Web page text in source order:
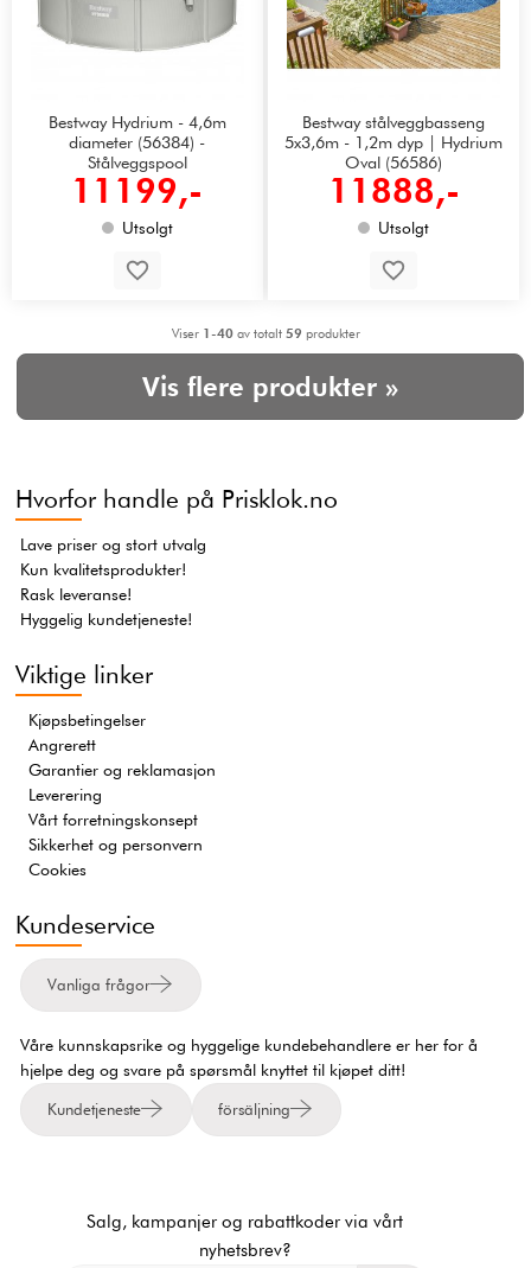
Bestway Hydrium - 4,6m
diameter (56384) -
Stålveggspool
11199,-
Utsolgt
Bestway stålveggbasseng
5x3,6m - 1,2m dyp | Hydrium
Oval (56586)
11888,-
Utsolgt
Viser 1-40av totalt 59 produkter
Vis flere produkter »
Hvorfor handle på Prisklok.no
Lave priser og stort utvalg
Kun kvalitetsprodukter!
Rask leveranse!
Hyggelig kundetjeneste!
Viktige linker
Kjøpsbetingelser
Angrerett
Garantier og reklamasjon
Leverering
Vårt forretningskonsept
Sikkerhet og personvern
Cookies
Kundeservice
Vanliga frågor
Våre kunnskapsrike og hyggelige kundebehandlere er her for å
hjelpe deg og svare på spørsmål knyttet til kjøpet ditt!
Kundetjeneste försäljning
Salg, kampanjer og rabattkoder via vårt
nyhetsbrev?